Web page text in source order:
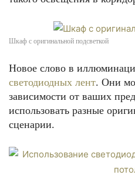
Шкаф с оригинальной подсветкой
Новое слово в
светодиодных лент. Они
зависимости от ваших
использовать разные
сценарии.